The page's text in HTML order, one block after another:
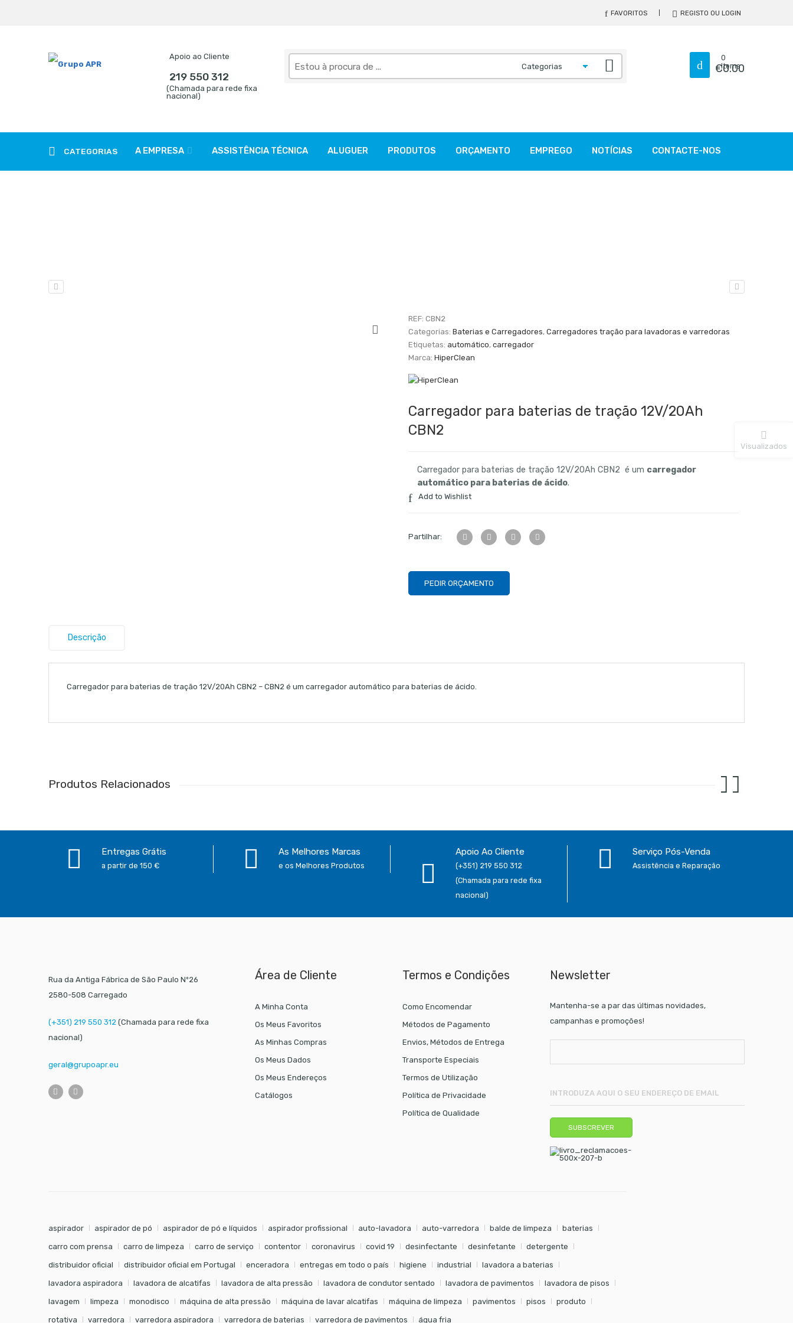
FAVORITOS REGISTO OU LOGIN
Apoio ao Cliente
219 550 312
(Chamada para rede fixa
nacional)
Pesquise
aqui
0
Items
€0.00
CATEGORIAS A EMPRESA ASSISTÊNCIA TÉCNICA ALUGUER PRODUTOS ORÇAMENTO EMPREGO NOTÍCIAS CONTACTE-NOS
REF: CBN2
Categorias: Baterias e Carregadores, Carregadores tração para lavadoras e varredoras
Etiquetas: automático, carregador
Marca: HiperClean
Carregador para baterias de tração 12V/20Ah
CBN2
Carregador para baterias de tração 12V/20Ah CBN2 é um carregador
automático para baterias de ácido.
Add to Wishlist
Partilhar:
PEDIR ORÇAMENTO
Descrição
Carregador para baterias de tração 12V/20Ah CBN2 – CBN2 é um carregador automático para baterias de ácido.
Produtos Relacionados
Entregas Grátis
a partir de 150 €
As Melhores Marcas
e os Melhores Produtos
Apoio Ao Cliente
(+351) 219 550 312
(Chamada para rede fixa
nacional)
Serviço Pós-Venda
Assistência e Reparação
Rua da Antiga Fábrica de São Paulo Nº26
2580-508 Carregado
(+351) 219 550 312(Chamada para rede fixa
nacional)
geral@grupoapr.eu
Área de Cliente
A Minha Conta
Os Meus Favoritos
As Minhas Compras
Os Meus Dados
Os Meus Endereços
Catálogos
Termos e Condições
Como Encomendar
Métodos de Pagamento
Envios, Métodos de Entrega
Transporte Especiais
Termos de Utilização
Política de Privacidade
Política de Qualidade
Newsletter
Mantenha-se a par das últimas novidades,
campanhas e promoções!
aspirador aspirador de pó aspirador de pó e líquidos aspirador profissional auto-lavadora auto-varredora balde de limpeza baterias
carro com prensa carro de limpeza carro de serviço contentor coronavirus covid 19 desinfectante desinfetante detergente
distribuidor oficial distribuidor oficial em Portugal enceradora entregas em todo o país higiene industrial lavadora a baterias
lavadora aspiradora lavadora de alcatifas lavadora de alta pressão lavadora de condutor sentado lavadora de pavimentos lavadora de pisos
lavagem limpeza monodisco máquina de alta pressão máquina de lavar alcatifas máquina de limpeza pavimentos pisos produto
rotativa varredora varredora aspiradora varredora de baterias varredora de pavimentos água fria
Visualizados